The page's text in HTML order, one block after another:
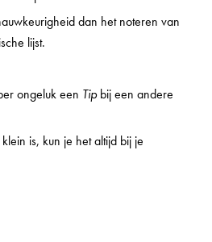
dan het noteren van
lijst.
ongeluk een Tipbij een andere
is, kun je het altijd bij je